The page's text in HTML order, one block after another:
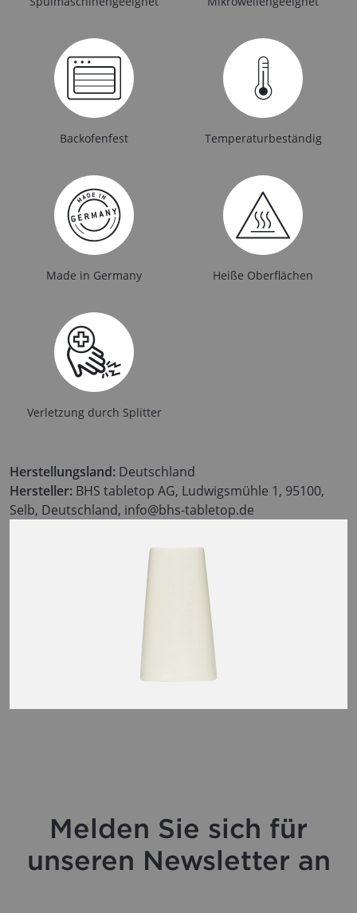
Backofenfest Temperaturbeständig
Made in Germany Heiße Oberflächen
Verletzung durch Splitter
Herstellungsland: Deutschland
Hersteller: BHS tabletop AG, Ludwigsmühle 1, 95100,
Selb, Deutschland, info@bhs-tabletop.de
Melden Sie sich für
unseren Newsletter an